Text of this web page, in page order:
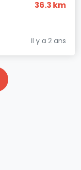
36.3 km
Il y a 2 ans